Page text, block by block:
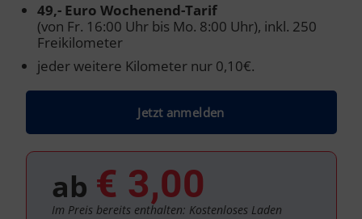
49,- Euro Wochenend-Tarif
(von Fr. 16:00 Uhr bis Mo. 8:00 Uhr), inkl. 250
Freikilometer
jeder weitere Kilometer nur 0,10€.
Jetzt anmelden
ab € 3,00
Im Preis bereits enthalten: Kostenloses Laden